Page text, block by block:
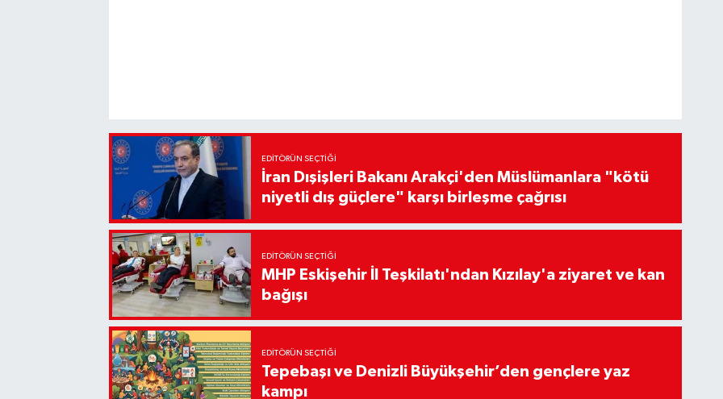
EDITÖRÜN SEÇTIĞI
İran Dışişleri Bakanı Arakçi'den Müslümanlara "kötü
niyetli dış güçlere" karşı birleşme çağrısı
EDITÖRÜN SEÇTIĞI
MHP Eskişehir İl Teşkilatı'ndan Kızılay'a ziyaret ve kan
bağışı
EDITÖRÜN SEÇTIĞI
Tepebaşı ve Denizli Büyükşehir’den gençlere yaz
kampı